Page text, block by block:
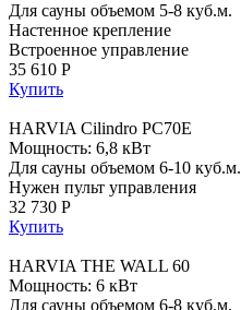
Для сауны объемом 5-8 куб.м.
Настенное крепление
Встроенное управление
35 610 Р
Купить
HARVIA Cilindro PC70E
Мощность: 6,8 кВт
Для сауны объемом 6-10 куб.м.
Нужен пульт управления
32 730 Р
Купить
HARVIA THE WALL 60
Мощность: 6 кВт
Для сауны объемом 6-8 куб.м.